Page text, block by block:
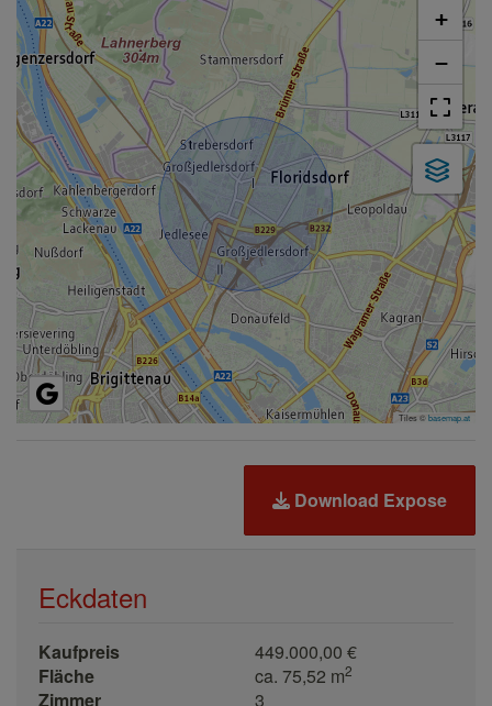
+
−
Tiles ©basemap.at
Download Expose
Eckdaten
Kaufpreis
449.000,00 €
Fläche
ca. 75,52 m2
Zimmer 3